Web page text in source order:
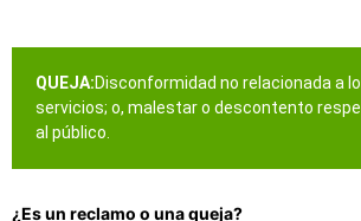
QUEJA:Disconformidad no relacionada a
servicios; o, malestar o descontento
al público.
¿Es un reclamo o una queja?